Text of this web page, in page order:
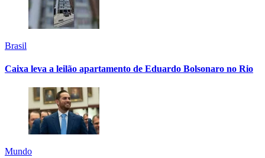
Brasil
Caixa leva a leilão apartamento de Eduardo Bolsonaro no Rio
Mundo